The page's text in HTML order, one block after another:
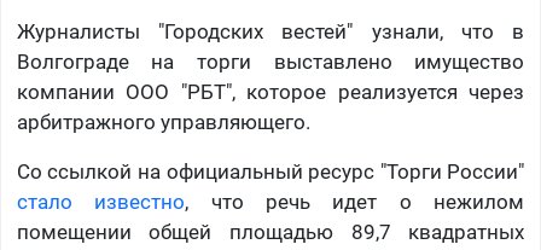
Журналисты "Городских вестей" узнали, что в
Волгограде на торги выставлено имущество
компании ООО "РБТ", которое реализуется через
арбитражного управляющего.
Со ссылкой на официальный ресурс "Торги России"
стало известно, что речь идет о нежилом
помещении общей площадью 89,7 квадратных